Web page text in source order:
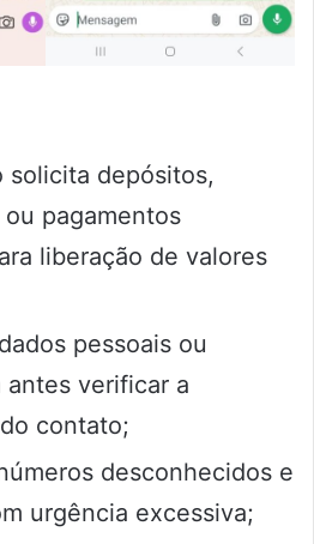
solicita depósitos,
pagamentos
liberação de valores
pessoais ou
antes verificar a
contato;
desconhecidos e
urgência excessiva;